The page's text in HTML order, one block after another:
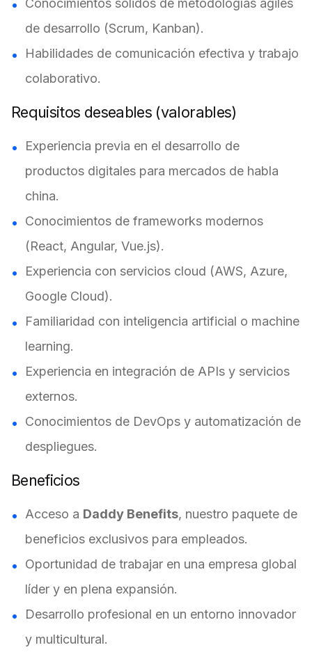
Conocimientos sólidos de metodologías ágiles
de desarrollo (Scrum, Kanban).
Habilidades de comunicación efectiva y trabajo
colaborativo.
Requisitos deseables (valorables)
Experiencia previa en el desarrollo de
productos digitales para mercados de habla
china.
Conocimientos de frameworks modernos
(React, Angular, Vue.js).
Experiencia con servicios cloud (AWS, Azure,
Google Cloud).
Familiaridad con inteligencia artificial o machine
learning.
Experiencia en integración de APIs y servicios
externos.
Conocimientos de DevOps y automatización de
despliegues.
Beneficios
Acceso a Daddy Benefits, nuestro paquete de
beneficios exclusivos para empleados.
Oportunidad de trabajar en una empresa global
líder y en plena expansión.
Desarrollo profesional en un entorno innovador
y multicultural.